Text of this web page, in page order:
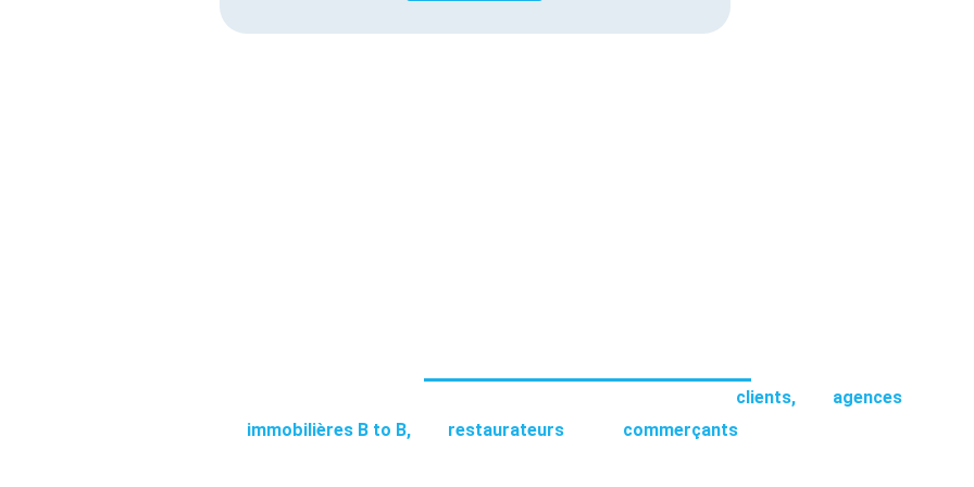
clients,des
agences
immobilières B to B,des restaurateurs commerçants.